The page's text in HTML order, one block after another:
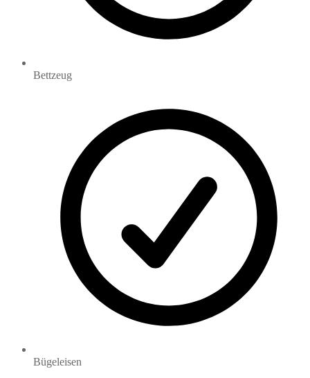
Bettzeug
Bügeleisen